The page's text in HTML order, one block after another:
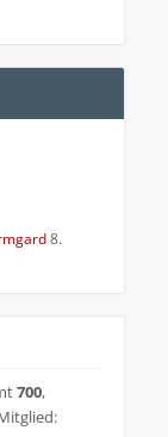
8.
700,